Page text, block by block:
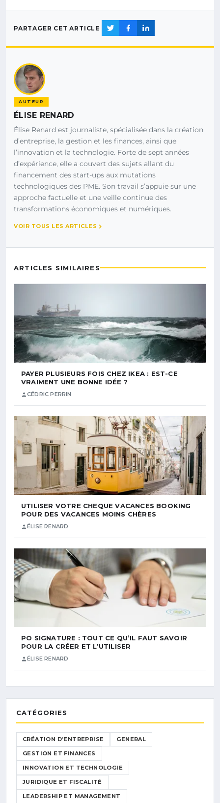
PARTAGER CET ARTICLE
AUTEUR
ÉLISE RENARD
Élise Renard est journaliste, spécialisée dans la création
d’entreprise, la gestion et les finances, ainsi que
l’innovation et la technologie. Forte de sept années
d’expérience, elle a couvert des sujets allant du
financement des start-ups aux mutations
technologiques des PME. Son travail s’appuie sur une
approche factuelle et une veille continue des
transformations économiques et numériques.
VOIR TOUS LES ARTICLES
ARTICLES SIMILAIRES
PAYER PLUSIEURS FOIS CHEZ IKEA : EST-CE
VRAIMENT UNE BONNE IDÉE ?
CÉDRIC PERRIN
UTILISER VOTRE CHEQUE VACANCES BOOKING
POUR DES VACANCES MOINS CHÈRES
ÉLISE RENARD
PO SIGNATURE : TOUT CE QU’IL FAUT SAVOIR
POUR LA CRÉER ET L’UTILISER
ÉLISE RENARD
CATÉGORIES
CRÉATION D’ENTREPRISE GENERAL
GESTION ET FINANCES
INNOVATION ET TECHNOLOGIE
JURIDIQUE ET FISCALITÉ
LEADERSHIP ET MANAGEMENT